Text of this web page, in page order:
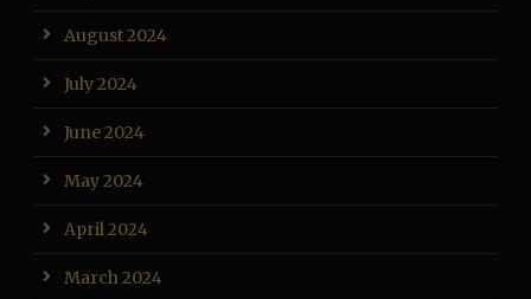
August 2024
July 2024
June 2024
May 2024
April 2024
March 2024